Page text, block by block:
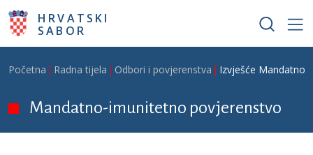
Skoči na glavni sadržaj
HRVATSKI
SABOR
Breadcrumb
Početna Radna tijela Odbori i povjerenstva Izvješće Mandatno-
Mandatno-imunitetno povjerenstvo